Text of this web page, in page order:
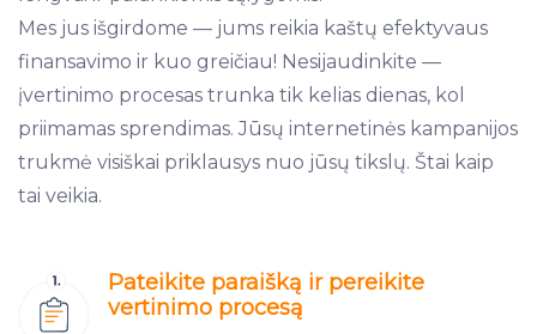
Mes jus išgirdome — jums reikia kaštų efektyvaus
finansavimo ir kuo greičiau! Nesijaudinkite —
įvertinimo procesas trunka tik kelias dienas, kol
priimamas sprendimas. Jūsų internetinės kampanijos
trukmė visiškai priklausys nuo jūsų tikslų. Štai kaip
tai veikia.
Pateikite paraišką ir pereikite
vertinimo procesą